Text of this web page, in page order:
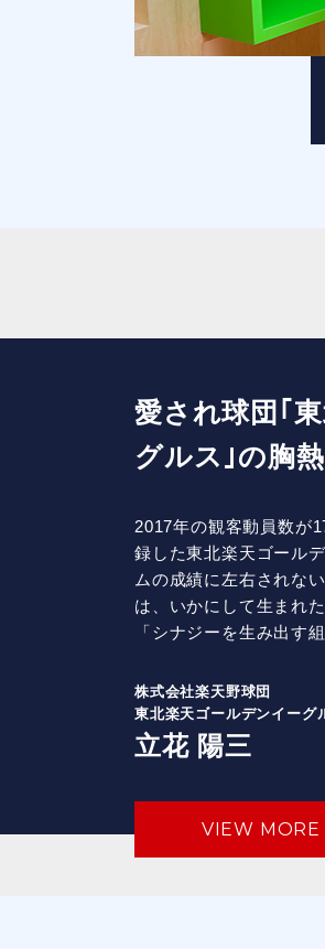
愛され球団｢
グルス｣の胸
2017年の観客動員数が
録した東北楽天ゴール
ムの成績に左右されな
は、いかにして生まれ
「シナジーを生み出す
株式会社楽天野球団
東北楽天ゴールデンイーグ
立花 陽三
VIEW MORE